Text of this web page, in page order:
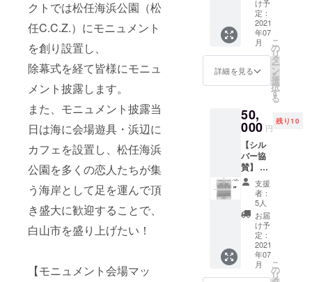
クトでは松任海浜公園（松
任C.C.Z.）にモニュメント
を創り設置し、
除幕式を経て皆様にモニュ
メント披露します。
また、モニュメント披露当
日は海に会場遊具・浜辺に
カフェを設置し、松任海浜
公園を多くの恋人たちが集
う海岸として足を運んで頂
き盛大に歓迎することで、
白山市を盛り上げたい！
【モニュメント会場マッ
お礼の
お手紙
定数
天の場
合中止
ます
が、返
来ませ
んので
ご了承
下さ
い。
に名前
が入る
名前の
枠 サ
イズ
小
100×30
・恋人
達が集
う海岸
PR動画
のエン
ドロー
ルに名
前が入
る モ
ニュメ
ント＆
動画の
名前
は、半
永久的
け予
定：
2021
年07
月
詳細を見る
こ
の
リ
タ
ー
ン
を
選
択
す
る
50,
000 円
残り10
【シル
バー協
賛】 ・
モニュ
メント
に設置
するプ
レート
に名前
が入る
名前の
枠 サ
イズ
支援
者：
5人
お届
け予
定：
2021
年07
月
こ
の
リ